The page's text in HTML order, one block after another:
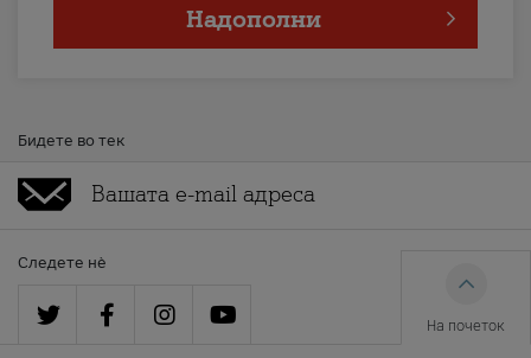
Надополни
Бидете во тек
Следете нè
На почеток